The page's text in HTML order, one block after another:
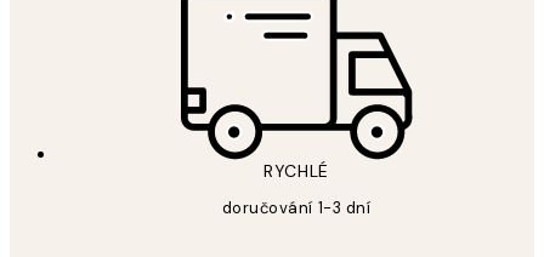
RYCHLÉ
doručování 1-3 dní